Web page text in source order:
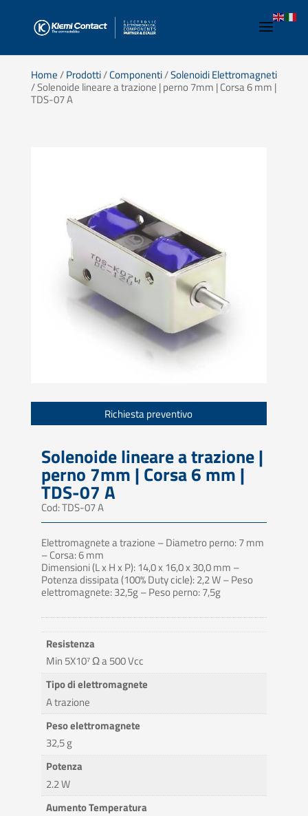
Home/Prodotti/Componenti/Solenoidi Elettromagneti
/ Solenoide lineare a trazione | perno 7mm | Corsa 6 mm |
TDS-07 A
Richiesta preventivo
Solenoide lineare a trazione |
perno 7mm | Corsa 6 mm |
TDS-07 A
Cod: TDS-07 A
Elettromagnete a trazione – Diametro perno: 7 mm
– Corsa: 6 mm
Dimensioni (L x H x P): 14,0 x 16,0 x 30,0 mm –
Potenza dissipata (100% Duty cicle): 2,2 W – Peso
elettromagnete: 32,5g – Peso perno: 7,5g
Resistenza
Min 5X10⁷ Ω a 500 Vcc
Tipo di elettromagnete
A trazione
Peso elettromagnete
32,5 g
Potenza
2.2 W
Aumento Temperatura